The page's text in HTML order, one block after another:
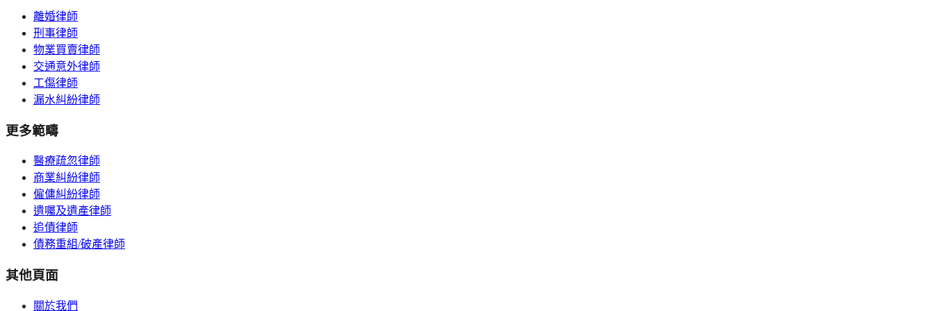
離婚律師
刑事律師
物業買賣律師
交通意外律師
工傷律師
漏水糾紛律師
更多範疇
醫療疏忽律師
商業糾紛律師
僱傭糾紛律師
遺囑及遺產律師
追債律師
債務重組/破產律師
其他頁面
關於我們